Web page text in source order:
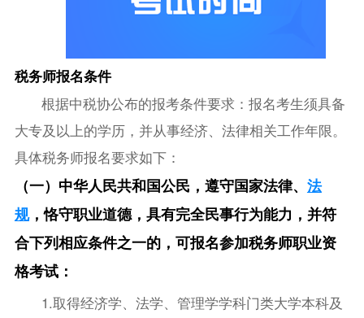
税务师报名条件
根据中税协公布的报考条件要求：报名考生须具备
大专及以上的学历，并从事经济、法律相关工作年限。
具体税务师报名要求如下：
（一）中华人民共和国公民，遵守国家法律、 法
规，恪守职业道德，具有完全民事行为能力，并符
合下列相应条件之一的，可报名参加税务师职业资
格考试：
1.取得经济学、法学、管理学学科门类大学本科及